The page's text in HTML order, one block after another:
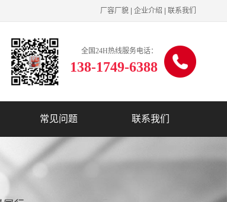
厂容厂貌 企业介绍 联系我们
全国24H热线服务电话：
138-1749-6388
常见问题 联系我们